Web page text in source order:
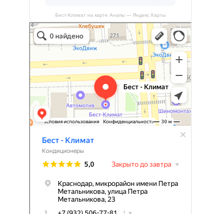
Бест-Климат на карте Анапы — Яндекс Карты
Бест-климат
Кондиционеры в Краснодаре